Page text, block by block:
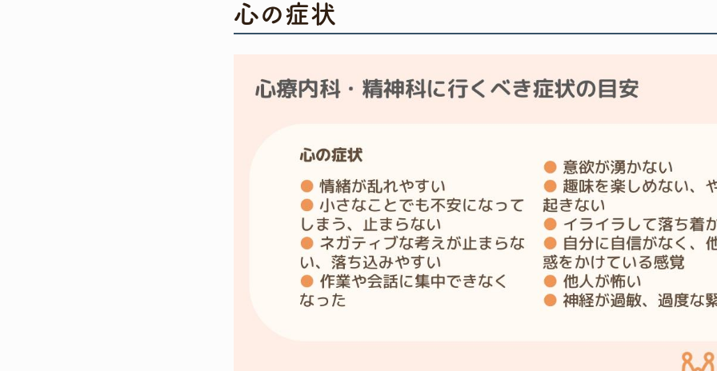
心の症状